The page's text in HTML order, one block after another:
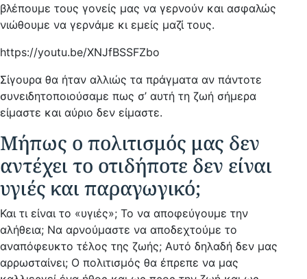
βλέπουμε τους γονείς μας να γερνούν και ασφαλώς
νιώθουμε να γερνάμε κι εμείς μαζί τους.
https://youtu.be/XNJfBSSFZbo
Σίγουρα θα ήταν αλλιώς τα πράγματα αν πάντοτε
συνειδητοποιούσαμε πως σ’ αυτή τη ζωή σήμερα
είμαστε και αύριο δεν είμαστε.
Μήπως ο πολιτισμός μας δεν
αντέχει το οτιδήποτε δεν είναι
υγιές και παραγωγικό;
Και τι είναι το «υγιές»; Το να αποφεύγουμε την
αλήθεια; Να αρνούμαστε να αποδεχτούμε το
αναπόφευκτο τέλος της ζωής; Αυτό δηλαδή δεν μας
αρρωσταίνει; Ο πολιτισμός θα έπρεπε να μας